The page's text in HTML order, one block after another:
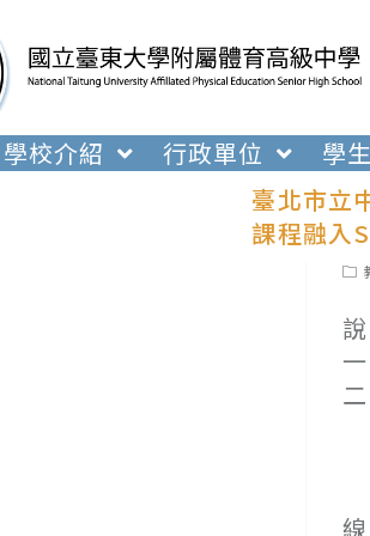
學校介紹 行政單位 學
臺北市立
課程融入